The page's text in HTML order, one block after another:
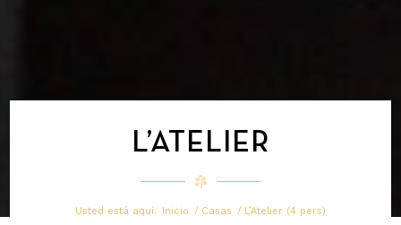
L’ATELIER
Usted está aquí: Inicio / Casas / L’Atelier (4 pers)